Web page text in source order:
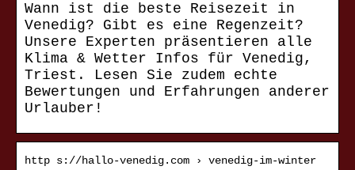
Wann ist die beste Reisezeit in
Venedig? Gibt es eine Regenzeit?
Unsere Experten präsentieren alle
Klima & Wetter Infos für Venedig,
Triest. Lesen Sie zudem echte
Bewertungen und Erfahrungen anderer
Urlauber!
http s://hallo-venedig.com › venedig-im-winter